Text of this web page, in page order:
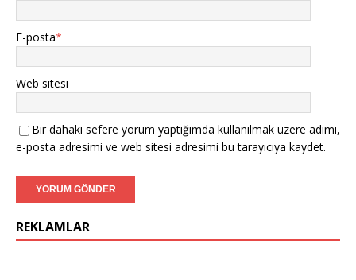
E-posta*
Web sitesi
Bir dahaki sefere yorum yaptığımda kullanılmak üzere adımı,
e-posta adresimi ve web sitesi adresimi bu tarayıcıya kaydet.
REKLAMLAR